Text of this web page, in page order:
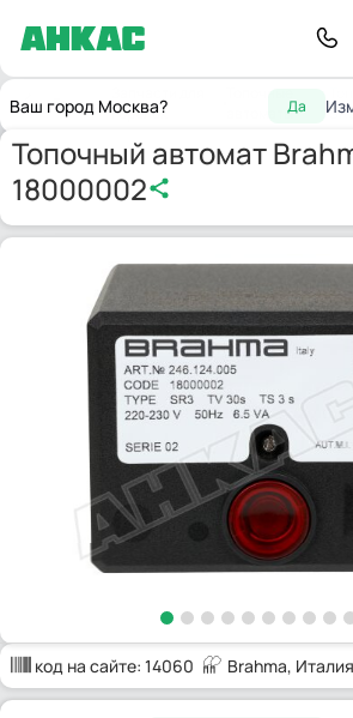
Ваш город Москва? Да
Главнаягорелок
автоматы
Топочный автомат
18000002
код на сайте: 14060 Brahma, Италия